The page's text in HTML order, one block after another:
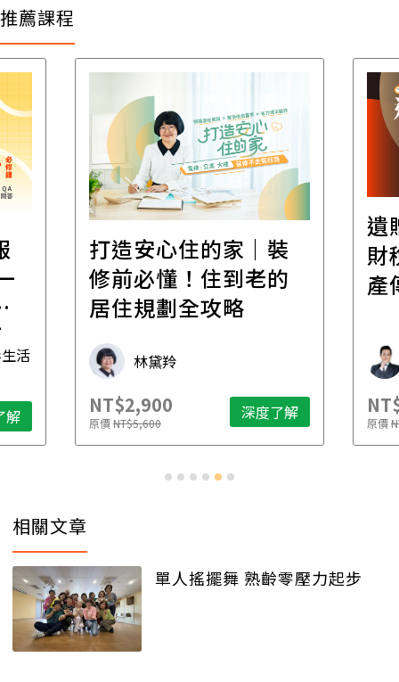
推薦課程
活
解
打造安心住的家｜裝
修前必懂！住到老的
居住規劃全攻略
林黛羚
NT$2,900
原價NT$5,600 深度了解
遺
財
產
原價
相關文章
單人搖擺舞 熟齡零壓力起步